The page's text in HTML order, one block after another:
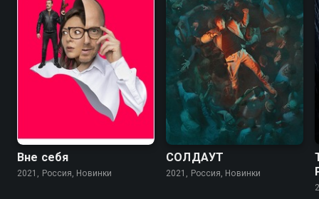
Вне себя
2021, Россия, Новинки
СОЛДАУТ
2021, Россия, Новинки